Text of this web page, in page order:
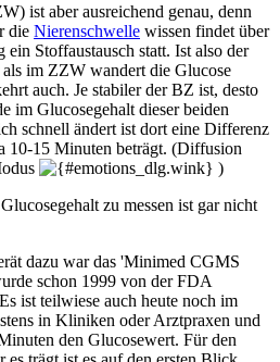
ist aber ausreichend genau, denn
die Nierenschwelle wissen findet über
Stoffaustausch statt. Ist also der
im ZZW wandert die Glucose
auch. Je stabiler der BZ ist, desto
im Glucosegehalt dieser beiden
schnell ändert ist dort eine Differenz
10-15 Minuten beträgt. (Diffusion
)
zu messen ist gar nicht
dazu war das 'Minimed CGMS
schon 1999 von der FDA
ist teilwiese auch heute noch im
in Kliniken oder Arztpraxen und
den Glucosewert. Für den